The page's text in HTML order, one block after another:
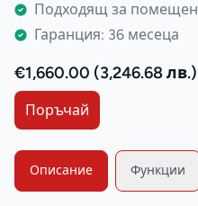
Подходящ за
Гаранция: 36 месеца
€1,660.00 (3,246.68 лв.)
Поръчай
Описание Функции